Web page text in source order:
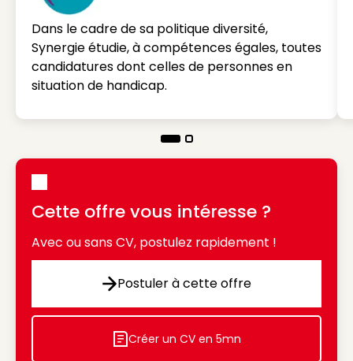
Dans le cadre de sa politique diversité,
Synergie étudie, à compétences égales, toutes
candidatures dont celles de personnes en
situation de handicap.
Cette offre vous intéresse ?
Avec ou sans CV, postulez rapidement !
Postuler à cette offre
Postuler à cette offre
Icon decorative
Créer un CV en 5mn